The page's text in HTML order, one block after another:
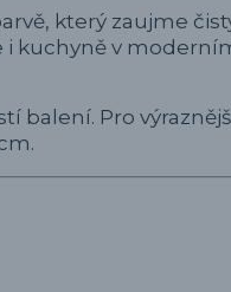
který zaujme
i kuchyně v
balení. Pro